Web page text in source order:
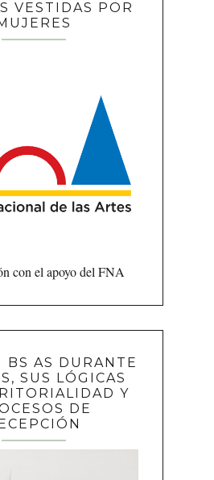
VESTIDAS POR
con el apoyo del FNA
BS AS DURANTE
SUS LÓGICAS
Y
DE